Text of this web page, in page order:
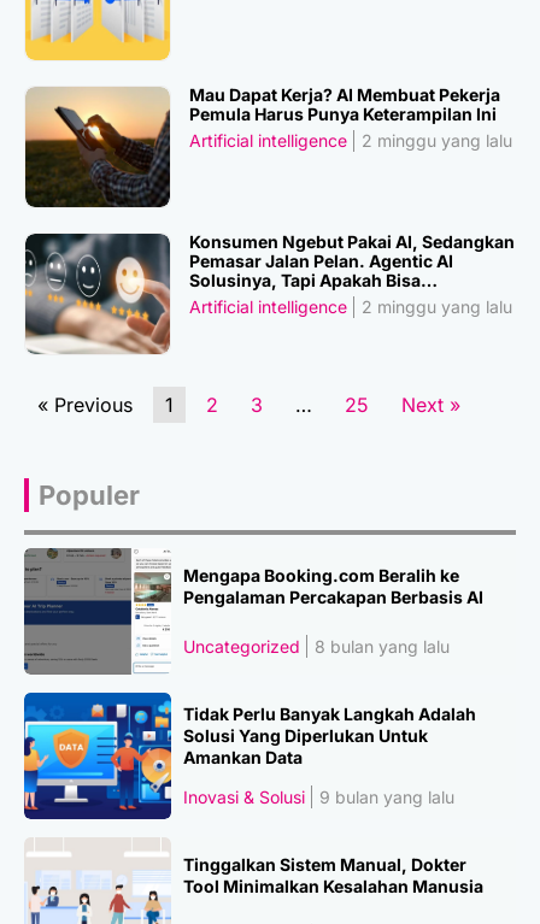
Mau Dapat Kerja? AI Membuat Pekerja
Pemula Harus Punya Keterampilan Ini
Artificial intelligence
2 minggu yang lalu
Konsumen Ngebut Pakai AI, Sedangkan
Pemasar Jalan Pelan. Agentic AI
Solusinya, Tapi Apakah Bisa
Dipercaya?
Artificial intelligence 2 minggu yang lalu
« Previous 1 2 3 … 25 Next »
Populer
Mengapa Booking.com Beralih ke
Pengalaman Percakapan Berbasis AI
Uncategorized 8 bulan yang lalu
Tidak Perlu Banyak Langkah Adalah
Solusi Yang Diperlukan Untuk
Amankan Data
Inovasi & Solusi
9 bulan yang lalu
Tinggalkan Sistem Manual, Dokter
Tool Minimalkan Kesalahan Manusia